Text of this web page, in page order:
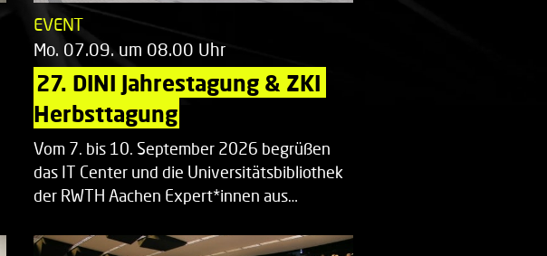
EVENT
Mo. 07.09. um 08.00 Uhr
27. DINI Jahrestagung & ZKI
Herbsttagung
Vom 7. bis 10. September 2026 begrüßen
das IT Center und die Universitätsbibliothek
der RWTH Aachen Expert*innen aus…